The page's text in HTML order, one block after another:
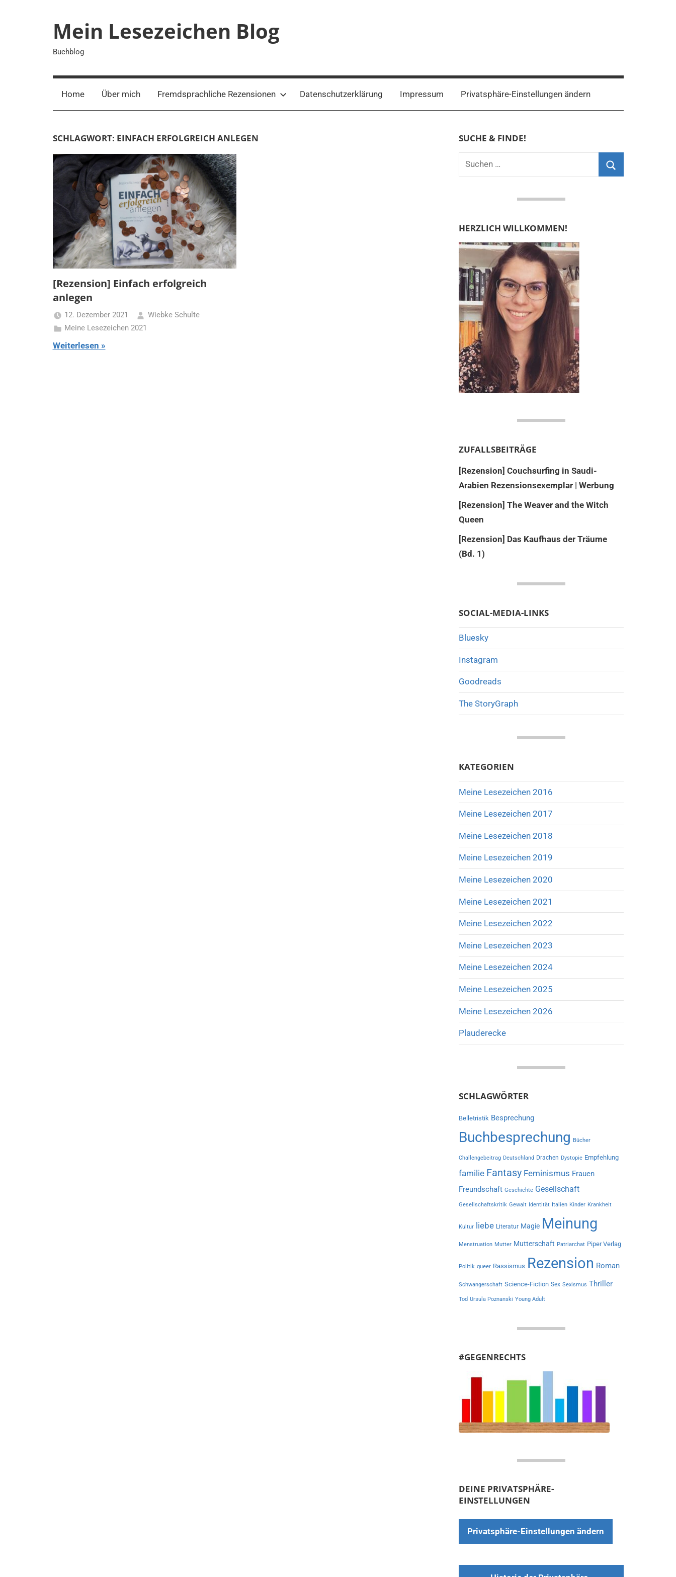
Mein Lesezeichen Blog
Buchblog
Home Über mich Fremdsprachliche Rezensionen Datenschutzerklärung Impressum Privatsphäre-Einstellungen ändern
SCHLAGWORT: EINFACH ERFOLGREICH ANLEGEN
[Rezension] Einfach erfolgreich
anlegen
12. Dezember 2021
Wiebke Schulte
Meine Lesezeichen 2021
Weiterlesen
SUCHE & FINDE!
Suchen
HERZLICH WILLKOMMEN!
ZUFALLSBEITRÄGE
[Rezension] Couchsurfing in Saudi-
Arabien Rezensionsexemplar | Werbung
[Rezension] The Weaver and the Witch
Queen
[Rezension] Das Kaufhaus der Träume
(Bd. 1)
SOCIAL-MEDIA-LINKS
Bluesky
Instagram
Goodreads
The StoryGraph
KATEGORIEN
Meine Lesezeichen 2016
Meine Lesezeichen 2017
Meine Lesezeichen 2018
Meine Lesezeichen 2019
Meine Lesezeichen 2020
Meine Lesezeichen 2021
Meine Lesezeichen 2022
Meine Lesezeichen 2023
Meine Lesezeichen 2024
Meine Lesezeichen 2025
Meine Lesezeichen 2026
Plauderecke
SCHLAGWÖRTER
Belletristik Besprechung
Buchbesprechung Bücher
Challengebeitrag Deutschland Drachen Dystopie Empfehlung
familie Fantasy Feminismus Frauen
Freundschaft Geschichte Gesellschaft
Gesellschaftskritik Gewalt Identität Italien Kinder Krankheit
Kultur liebe Literatur Magie Meinung
Menstruation Mutter Mutterschaft Patriarchat Piper Verlag
Politik queer Rassismus Rezension Roman
Schwangerschaft Science-Fiction Sex Sexismus Thriller
Tod Ursula Poznanski Young Adult
#GEGENRECHTS
DEINE PRIVATSPHÄRE-
EINSTELLUNGEN
Privatsphäre-Einstellungen ändern